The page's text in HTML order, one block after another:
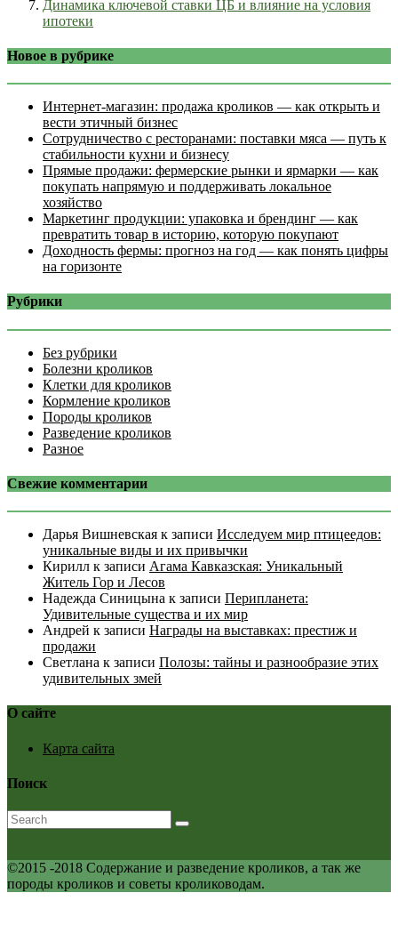
Динамика ключевой ставки ЦБ и влияние на условия
ипотеки
Новое в рубрике
Интернет‑магазин: продажа кроликов — как открыть и
вести этичный бизнес
Сотрудничество с ресторанами: поставки мяса — путь к
стабильности кухни и бизнесу
Прямые продажи: фермерские рынки и ярмарки — как
покупать напрямую и поддерживать локальное
хозяйство
Маркетинг продукции: упаковка и брендинг — как
превратить товар в историю, которую покупают
Доходность фермы: прогноз на год — как понять цифры
на горизонте
Рубрики
Без рубрики
Болезни кроликов
Клетки для кроликов
Кормление кроликов
Породы кроликов
Разведение кроликов
Разное
Свежие комментарии
Дарья Вишневская к записи Исследуем мир птицеедов:
уникальные виды и их привычки
Кирилл к записи Агама Кавказская: Уникальный
Житель Гор и Лесов
Надежда Синицына к записи Перипланета:
Удивительные существа и их мир
Андрей к записи Награды на выставках: престиж и
продажи
Светлана к записи Полозы: тайны и разнообразие этих
удивительных змей
О сайте
Карта сайта
Поиск
©2015 -2018 Содержание и разведение кроликов, а так же
породы кроликов и советы кролиководам.